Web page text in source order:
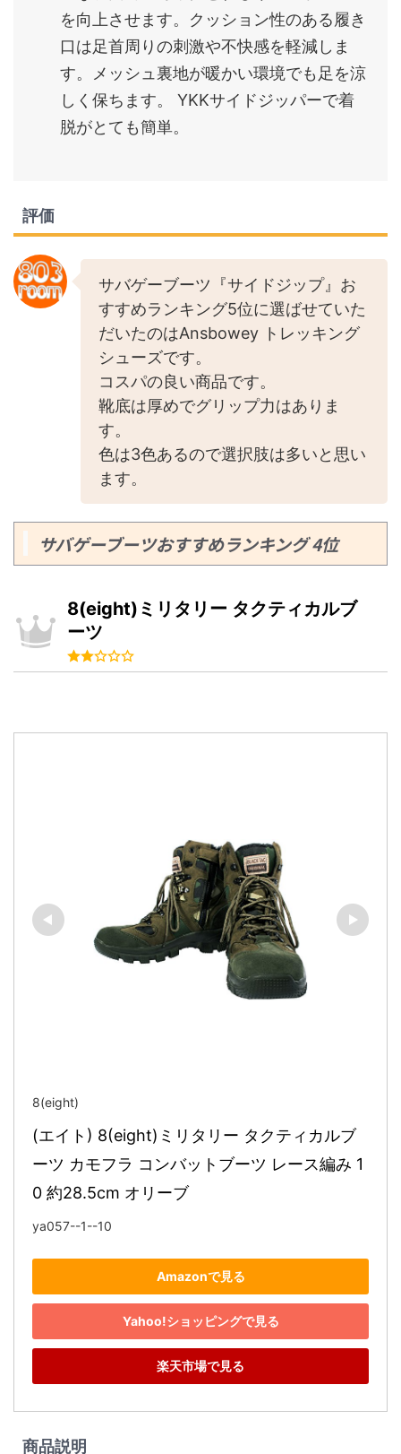
を向上させます。クッション性のある履き
口は足首周りの刺激や不快感を軽減しま
す。メッシュ裏地が暖かい環境でも足を涼
しく保ちます。 YKKサイドジッパーで着
脱がとても簡単。
評価
サバゲーブーツ『サイドジップ』お
すすめランキング5位に選ばせていた
だいたのはAnsbowey トレッキング
シューズです。
コスパの良い商品です。
靴底は厚めでグリップ力はありま
す。
色は3色あるので選択肢は多いと思い
ます。
サバゲーブーツおすすめランキング 4位
8(eight)ミリタリー タクティカルブ
ーツ
8(eight)
(エイト) 8(eight)ミリタリー タクティカルブ
ーツ カモフラ コンバットブーツ レース編み 1
0 約28.5cm オリーブ
ya057--1--10
Amazonで見る
Yahoo!ショッピングで見る
楽天市場で見る
商品説明